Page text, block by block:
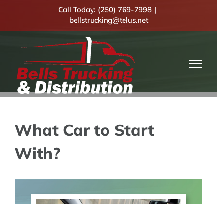
Call Today: (250) 769-7998 |
bellstrucking@telus.net
What Car to Start
With?